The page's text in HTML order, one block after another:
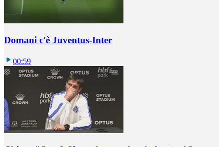
Domani c'è Juventus-Inter
00:59